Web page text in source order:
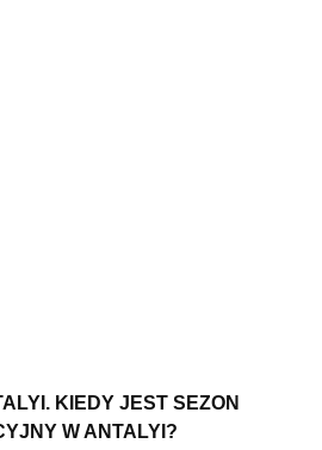
KIEDY JEST SEZON
W ANTALYI?